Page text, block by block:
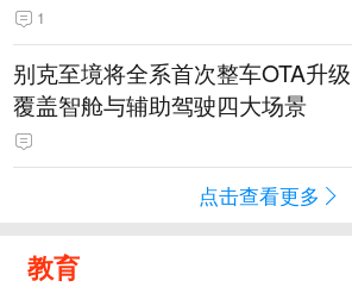
1
别克至境将全系首次整车OTA升级
覆盖智舱与辅助驾驶四大场景
点击查看更多
教育